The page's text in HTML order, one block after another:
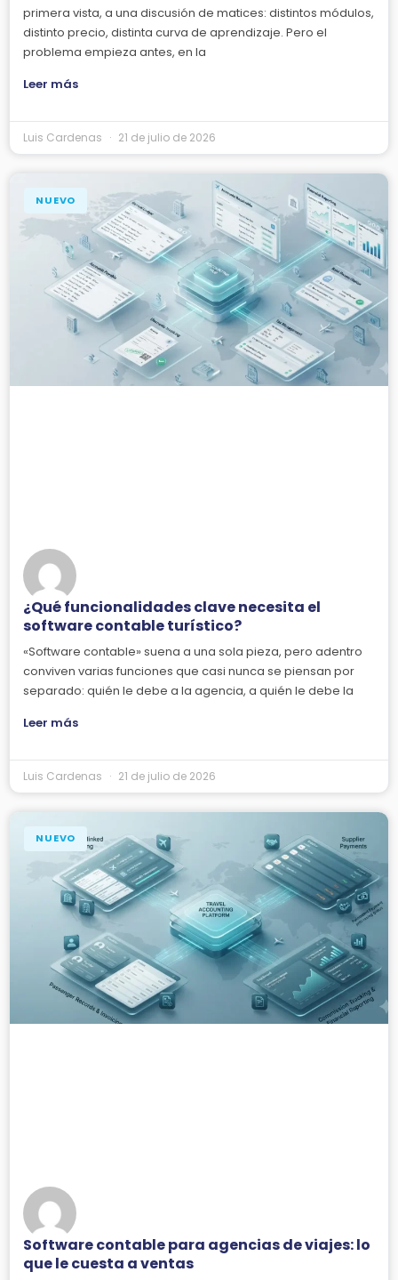
primera vista, a una discusión de matices: distintos módulos,
distinto precio, distinta curva de aprendizaje. Pero el
problema empieza antes, en la
Leer más
Luis Cardenas 21 de julio de 2026
NUEVO
¿Qué funcionalidades clave necesita el
software contable turístico?
«Software contable» suena a una sola pieza, pero adentro
conviven varias funciones que casi nunca se piensan por
separado: quién le debe a la agencia, a quién le debe la
Leer más
Luis Cardenas 21 de julio de 2026
NUEVO
Software contable para agencias de viajes: lo
que le cuesta a ventas